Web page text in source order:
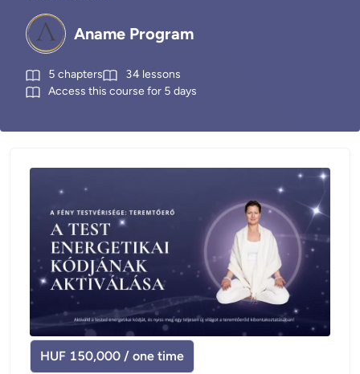
Aname Program
5 chapters 34 lessons
Access this course for 5 days
HUF 150,000 / one time